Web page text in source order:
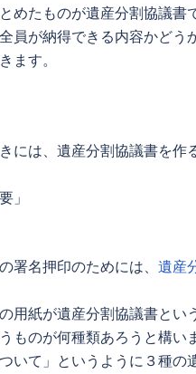
めたものが遺産分割協議書
員が納得できる内容かどう
ます。
には、 遺産分割協議書を作
」
署名押印のためには、 遺産
用紙が遺産分割協議書とい
ものが何種類あろうと構い
いて」というように３種の